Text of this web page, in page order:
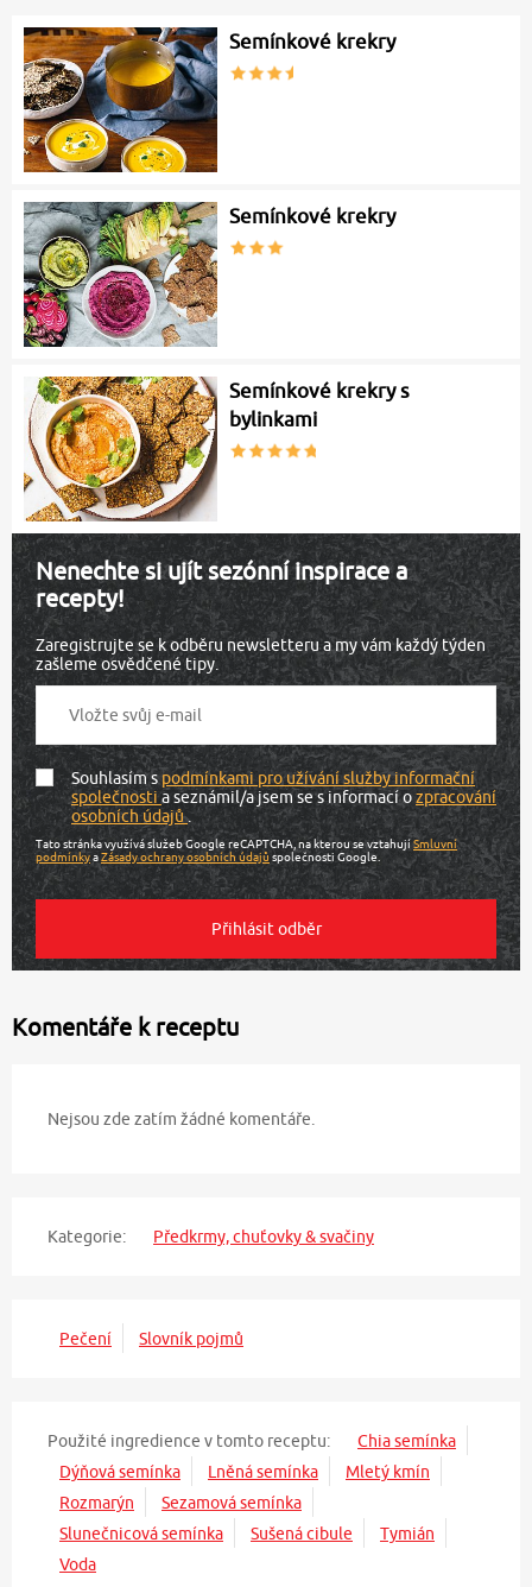
Semínkové krekry
Semínkové krekry
Semínkové krekry s
bylinkami
Nenechte si ujít sezónní inspirace a
recepty!
Zaregistrujte se k odběru newsletteru a my vám každý týden
zašleme osvědčené tipy.
Souhlasím spodmínkami pro užívání služby informační
společnostia seznámil/a jsem se s informací ozpracování
osobních údajů.
Tato stránka využívá služeb Google reCAPTCHA, na kterou se vztahujíSmluvní
podmínkyaZásady ochrany osobních údajů společnosti Google.
Komentáře k receptu
Nejsou zde zatím žádné komentáře.
Kategorie: Předkrmy, chuťovky & svačiny
Pečení Slovník pojmů
Použité ingredience v tomto receptu:
Chia semínka
Dýňová semínka
Lněná semínka
Mletý kmín
Rozmarýn
Sezamová semínka
Slunečnicová semínka
Sušená cibule
Tymián
Voda